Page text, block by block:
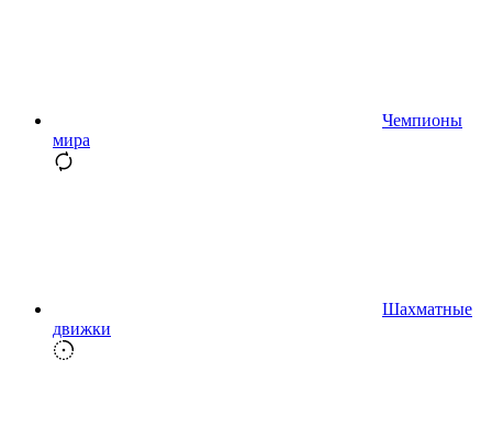
Чемпионы
мира
Шахматные
движки